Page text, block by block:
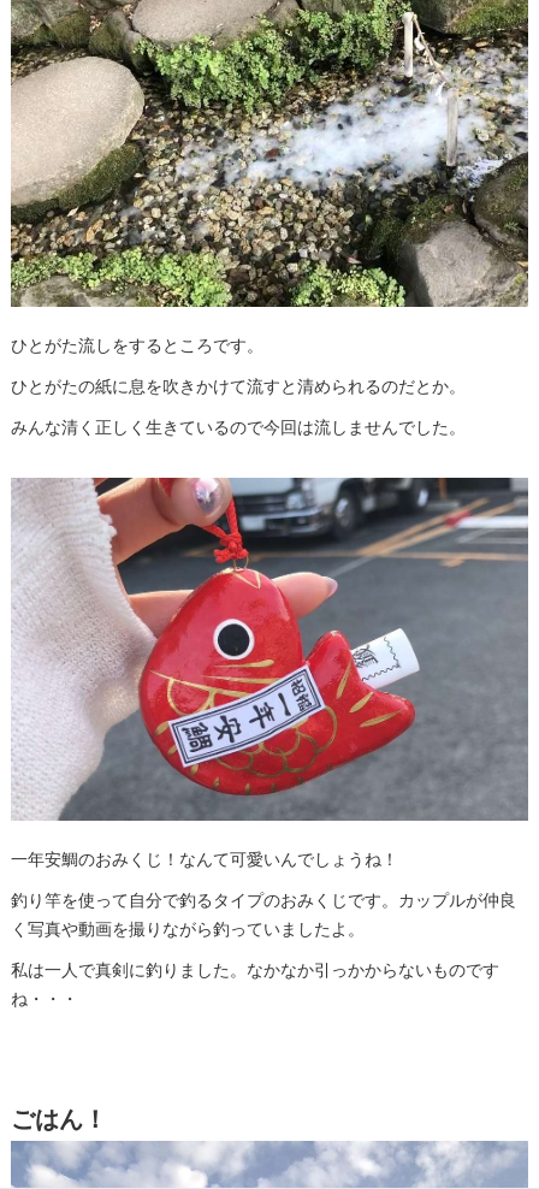
ひとがた流しをするところです。
ひとがたの紙に息を吹きかけて流すと清められるのだとか。
みんな清く正しく生きているので今回は流しませんでした。
一年安鯛のおみくじ！なんて可愛いんでしょうね！
釣り竿を使って自分で釣るタイプのおみくじです。カップルが仲良
く写真や動画を撮りながら釣っていましたよ。
私は一人で真剣に釣りました。なかなか引っかからないものです
ね・・・
ごはん！